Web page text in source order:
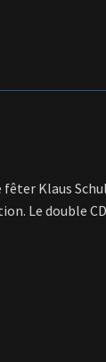
fêter Klaus
Le double